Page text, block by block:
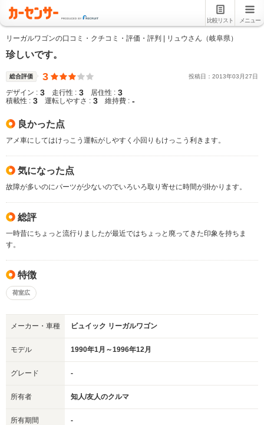
比較リスト メニュー
リーガルワゴンの口コミ・クチコミ・評価・評判 | リュウさん（岐阜県）
珍しいです。
総合評価 3 投稿日： 2013年03 月27日
デザイン : 3 走行性 : 3 居住性 : 3
積載性 : 3 運転しやすさ : 3 維持費 : -
良かった点
アメ車にしてはけっこう運転がしやすく小回りもけっこう利きます。
気になった点
故障が多いのにパーツが少ないのでいろいろ取り寄せに時間が掛かります。
総評
一時昔にちょっと流行りましたが最近ではちょっと廃ってきた印象を持ちま
す。
特徴
荷室広
メーカー・車種 ビュイック リーガルワゴン
モデル 1990年1月～1996年12月
グレード -
所有者 知人/友人のクルマ
所有期間 -